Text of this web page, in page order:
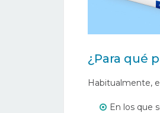
¿Para qué
Habitualmente,
En los que